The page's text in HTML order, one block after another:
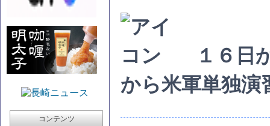
コンテンツ
１６日
から米軍単独